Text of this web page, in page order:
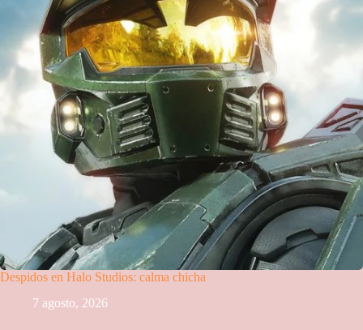
Despidos en Halo Studios: calma chicha
7 agosto, 2026